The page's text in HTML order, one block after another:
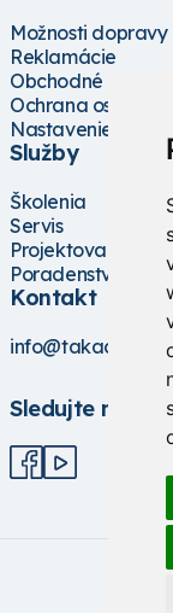
Možnosti dopravy
Reklamácie
Obchodné
Ochrana
Nastavenie cookies
Služby
Školenia
Servis
Projektovanie
Poradenstvo
Kontakt
info@takacs.sk
Sledujte nás